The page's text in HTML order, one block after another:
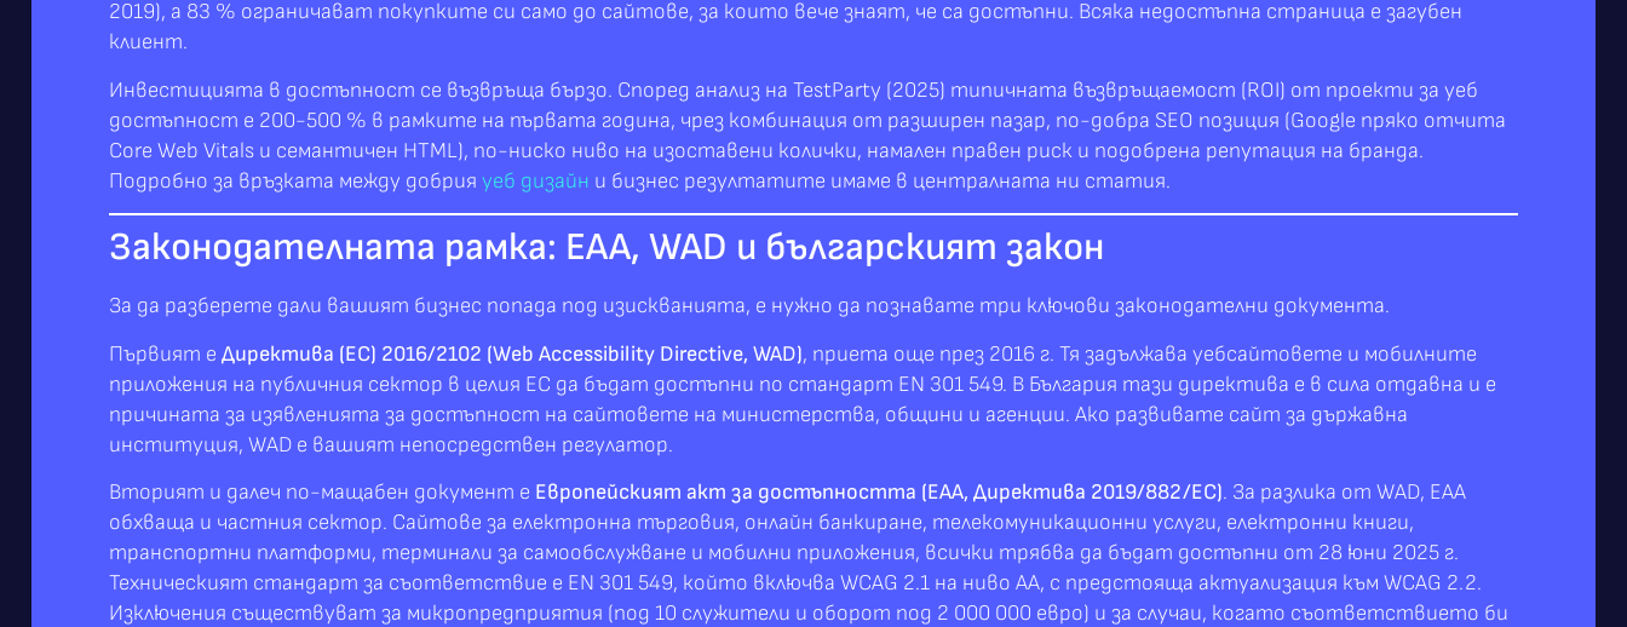
2019), а 83 % ограничават покупките си само до сайтове, за които вече знаят, че са достъпни. Всяка недостъпна страница е загубен
клиент.
Инвестицията в достъпност се възвръща бързо. Според анализ на TestParty (2025) типичната възвръщаемост (ROI) от проекти за уеб
достъпност е 200-500 % в рамките на първата година, чрез комбинация от разширен пазар, по-добра SEO позиция (Google пряко отчита
Core Web Vitals и семантичен HTML), по-ниско ниво на изоставени колички, намален правен риск и подобрена репутация на бранда.
Подробно за връзката между добрия уеб дизайн и бизнес резултатите имаме в централната ни статия.
Законодателната рамка: EAA, WAD и българският закон
За да разберете дали вашият бизнес попада под изискванията, е нужно да познавате три ключови законодателни документа.
Първият е Директива (ЕС) 2016/2102 (Web Accessibility Directive, WAD), приета още през 2016 г. Тя задължава уебсайтовете и мобилните
приложения на публичния сектор в целия ЕС да бъдат достъпни по стандарт EN 301 549. В България тази директива е в сила отдавна и е
причината за изявленията за достъпност на сайтовете на министерства, общини и агенции. Ако развивате сайт за държавна
институция, WAD е вашият непосредствен регулатор.
Вторият и далеч по-мащабен документ е Европейският акт за достъпността (EAA, Директива 2019/882/ЕС). За разлика от WAD, EAA
обхваща и частния сектор. Сайтове за електронна търговия, онлайн банкиране, телекомуникационни услуги, електронни книги,
транспортни платформи, терминали за самообслужване и мобилни приложения, всички трябва да бъдат достъпни от 28 юни 2025 г.
Техническият стандарт за съответствие е EN 301 549, който включва WCAG 2.1 на ниво AA, с предстояща актуализация към WCAG 2.2.
Изключения съществуват за микропредприятия (под 10 служители и оборот под 2 000 000 евро) и за случаи, когато съответствието би